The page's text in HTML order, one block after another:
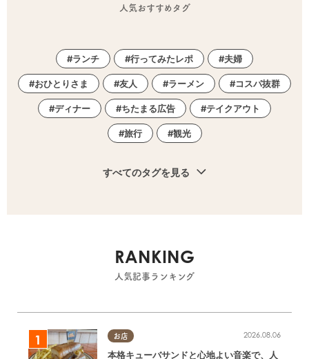
人気おすすめタグ
ランチ 行ってみたレポ 夫婦
おひとりさま 友人 ラーメン コスパ抜群
ディナー ちたまる広告 テイクアウト
旅行 観光
すべてのタグを見る
RANKING
人気記事ランキング
お店 2026.08.06
本格キューバサンドと心地よい音楽で、人